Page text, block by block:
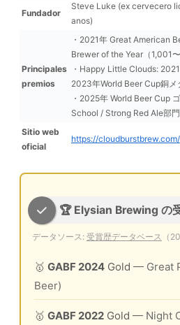
Fundador
Steve Luke (ex cervecero
anos)
Principales
premios
・2021年 Great American
Brewer of the Year（1,001
・Happy Little Clouds:
2023年World Beer Cup銅
・2025年 World Beer Cup
School / Strong Red Ale部門
Sitio web
oficial
https://cloudburstbrew.com/
🏆 Elysian Brewing の
データソース: 受賞歴データベース （
🥇 GABF 2024 Gold — Great
Beer)
🥇 GABF 2022 Gold — Night